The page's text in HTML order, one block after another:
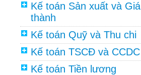
Kế toán Sản xuất và Giá
thành
Kế toán Quỹ và Thu chi
Kế toán TSCĐ và CCDC
Kế toán Tiền lương